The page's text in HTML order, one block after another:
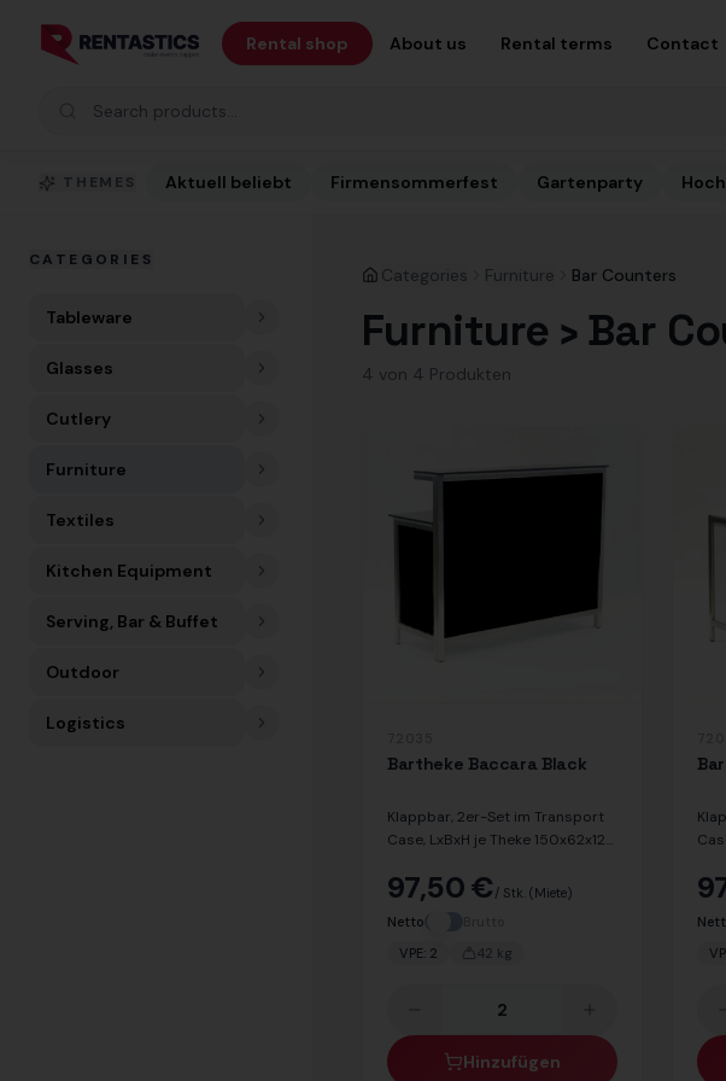
Rental shop About us Rental terms Contact
Search products
THEMES Aktuell beliebt Firmensommerfest Gartenparty
CATEGORIES
Tableware
Glasses
Cutlery
Furniture
Textiles
Kitchen Equipment
Serving, Bar & Buffet
Outdoor
Logistics
Categories Furniture Bar Counters
Furniture › Bar
4 von 4 Produkten
Bartheke Baccara Black
Klappbar, 2er-Set im Transport
Case, LxBxH je Theke 150x62x123
97,50 € / Stk. (Miete)
Netto
VPE: 2 42 kg
Hinzufügen